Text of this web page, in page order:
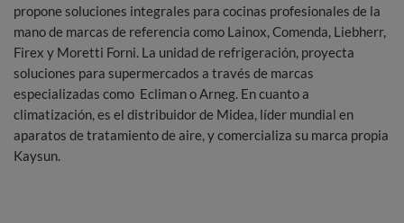
propone soluciones integrales para cocinas profesionales de la
mano de marcas de referencia como Lainox, Comenda, Liebherr,
Firex y Moretti Forni. La unidad de refrigeración, proyecta
soluciones para supermercados a través de marcas
especializadas como Ecliman o Arneg. En cuanto a
climatización, es el distribuidor de Midea, líder mundial en
aparatos de tratamiento de aire, y comercializa su marca propia
Kaysun.